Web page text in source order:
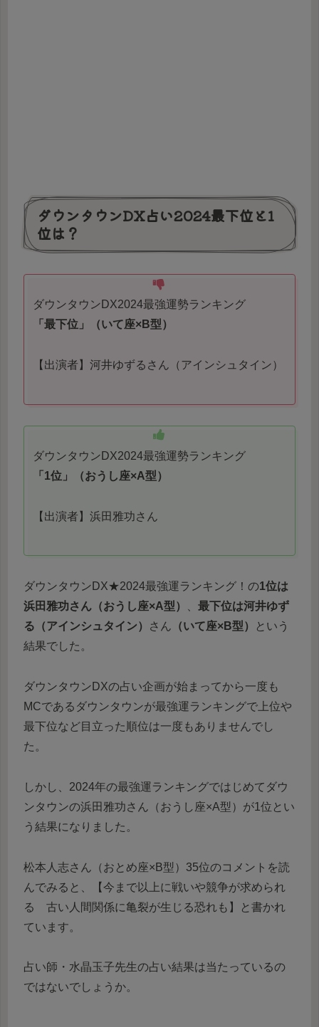
ダウンタウンDX占い2024最下位と1
位は？
ダウンタウンDX2024最強運勢ランキング
「最下位」（いて座×B型）
【出演者】河井ゆずるさん（アインシュタイン）
ダウンタウンDX2024最強運勢ランキング
「1位」（おうし座×A型）
【出演者】浜田雅功さん
ダウンタウンDX★2024最強運ランキング！の1位は
浜田雅功さん（おうし座×A型）
最下位は河井ゆず
る（アインシュタイン）
さん （いて座×B型）
という
結果でした。
ダウンタウンDXの占い企画が始まってから一度も
MCであるダウンタウンが最強運ランキングで上位や
最下位など目立った順位は一度もありませんでし
た。
しかし、2024年の最強運ランキングではじめてダウ
ンタウンの浜田雅功さん（おうし座×A型）が1位とい
う結果になりました。
松本人志さん（おとめ座×B型）35位のコメントを読
んでみると、【今まで以上に戦いや競争が求められ
る 古い人間関係に亀裂が生じる恐れも】と書かれ
ています。
占い師・水晶玉子先生の占い結果は当たっているの
ではないでしょうか。